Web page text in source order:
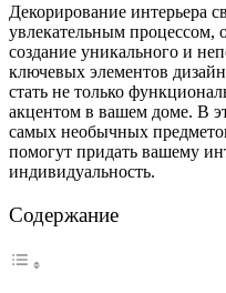
Декорирование интерьера
увлекательным процессом,
создание уникального и
ключевых элементов
стать не только
акцентом в вашем доме. В
самых необычных
помогут придать вашему
индивидуальность.
Содержание